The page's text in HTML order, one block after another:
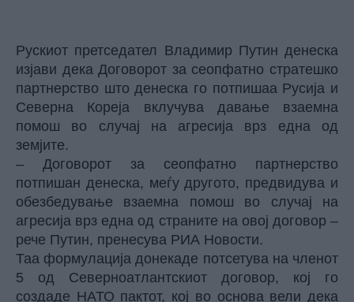
Рускиот претседател Владимир Путин денеска
изјави дека Договорот за сеопфатно стратешко
партнерство што денеска го потпишаа Русија и
Северна Кореја вклучува давање взаемна
помош во случај на агресија врз една од
земјите.
– Договорот за сеопфатно партнерство
потпишан денеска, меѓу другото, предвидува и
обезбедување взаемна помош во случај на
агресија врз една од страните на овој договор –
рече Путин, пренесува РИА Новости.
Таа формулација донекаде потсетува на членот
5 од Северноатлантскиот договор, кој го
создаде НАТО пактот, кој во основа вели дека